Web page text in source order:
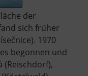
der
sich früher
1970
begonnen und
(Reischdorf),